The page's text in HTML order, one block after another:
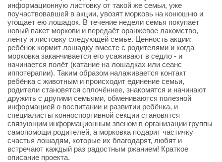
информационную листовку от такой же семьи, уже
поучаствовавшей в акции, увозят морковь на конюшню и
угощает ею лошадок. В течение недели семья покупает
новый пакет моркови и передаёт оранжевое лакомство,
ленту и листовку следующей семье. Ценность акции:
ребёнок кормит лошадку вместе с родителями и когда
морковка заканчивается его усаживают в седло - и
начинается полёт (катание на лошадках или сеанс
иппотерапии). Таким образом налаживается контакт
ребёнка с животным и происходит единение семьи,
родители становятся сплочённее, знакомятся и начинают
дружить с другими семьями, обмениваются полезной
информацией о воспитании и развитии ребёнка, и
специалисты конноспортивной секции становятся
связующим информационным звеном в организации группы
самопомощи родителей, а морковка подарит частичку
счастья лошадям, которые их благодарят, любят и
встречают каждый раз радостным ржанием! Краткое
описание проекта.